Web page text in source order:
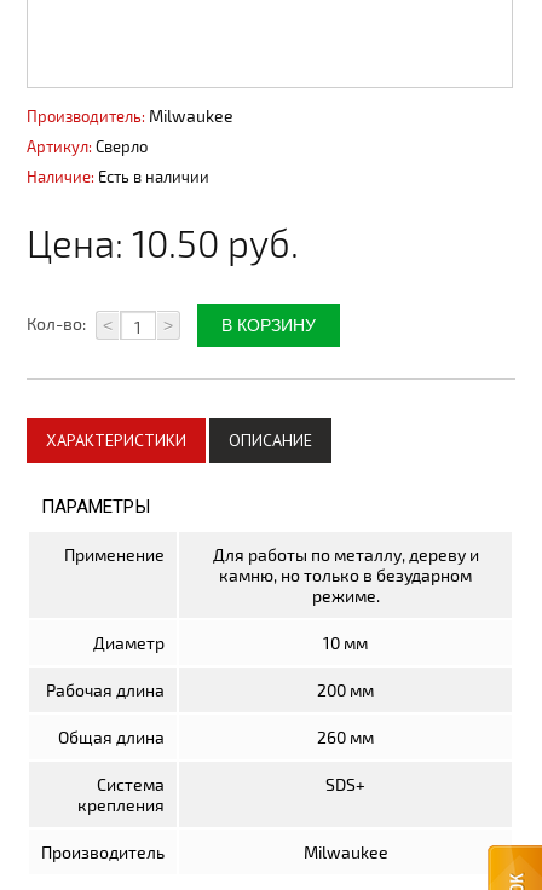
Водосточные системы
Материалы из ДПК
Металлопродукция
Материалы для благоустройства
Комплектующие для ворот
Поликарбонат
Элементы отделки
Производитель: Milwaukee
Артикул: Сверло
Наличие: Есть в наличии
Цена: 10.50 руб.
Кол-во: < >
ХАРАКТЕРИСТИКИ ОПИСАНИЕ
ПАРАМЕТРЫ
Применение
Для работы по металлу, дереву и
камню, но только в безударном
режиме.
Диаметр 10 мм
Рабочая длина 200 мм
Общая длина 260 мм
Система
крепления
SDS+
Производитель Milwaukee